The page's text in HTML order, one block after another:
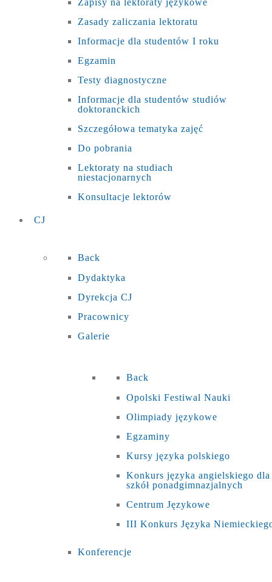
Zapisy na lektoraty językowe
Zasady zaliczania lektoratu
Informacje dla studentów I roku
Egzamin
Testy diagnostyczne
Informacje dla studentów studiów
doktoranckich
Szczegółowa tematyka zajęć
Do pobrania
Lektoraty na studiach
niestacjonarnych
Konsultacje lektorów
CJ
Back
Dydaktyka
Dyrekcja CJ
Pracownicy
Galerie
Back
Opolski Festiwal Nauki
Olimpiady językowe
Egzaminy
Kursy języka polskiego
Konkurs języka angielskiego dla
szkół ponadgimnazjalnych
Centrum Językowe
III Konkurs Języka
Konferencje